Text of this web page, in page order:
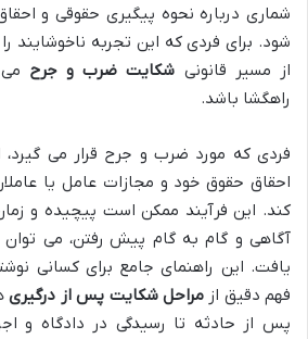
شماری درباره نحوه پیگیری حقوقی و
شود. برای فردی که این تجربه ناخوشایند
از مسیر قانونی شکایت ضرب و جرح
راهگشا باشد.
فردی که مورد ضرب و جرح قرار می گیرد،
احقاق حقوق خود و مجازات عامل یا
کند. این فرآیند ممکن است پیچیده و
آگاهی و گام به گام پیش رفتن، می
یافت. این راهنمای جامع برای کسانی
فهم دقیق ازمراحل شکایت پس از درگیری
پس از حادثه تا رسیدگی در دادگاه و